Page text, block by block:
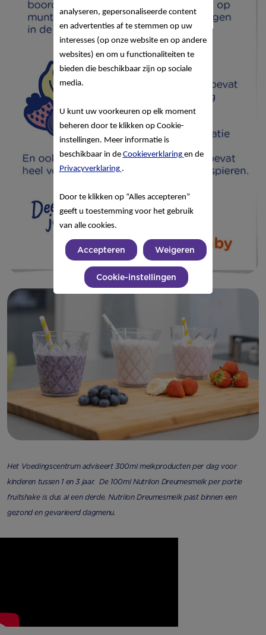
Het Voedingscentrum adviseert 300ml melkproducten per dag voor
kinderen tussen 1 en 3 jaar. De 100ml Nutrilon Dreumesmelk per portie
fruitshake is dus al een derde.Nutrilon Dreumesmelk past binnen een
gezond en gevarieerd dagmenu.
analyseren, gepersonaliseerde content
en advertenties af te stemmen op uw
interesses (op onze website en op andere
websites) en om u functionaliteiten te
bieden die beschikbaar zijn op sociale
media.
U kunt uw voorkeuren op elk moment
beheren door te klikken op Cookie-
instellingen. Meer informatie is
beschikbaar in de Cookieverklaring en de
Privacyverklaring .
Door te klikken op “Alles accepteren”
geeft u toestemming voor het gebruik
van alle cookies.
Accepteren Weigeren
Cookie-instellingen